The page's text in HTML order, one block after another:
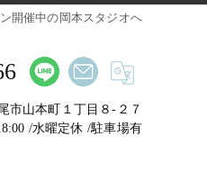
開催中の岡本スタジオへ
市山本町１丁目８-２７
/水曜定休 /駐車場有